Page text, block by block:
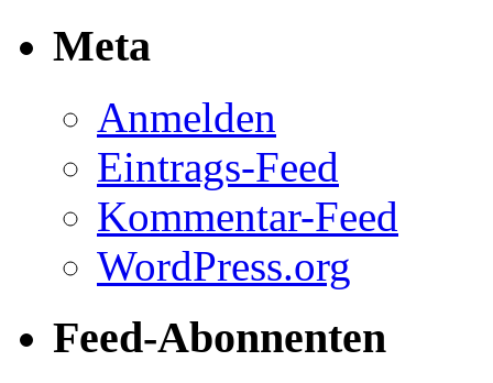
Meta
Anmelden
Eintrags-Feed
Kommentar-Feed
WordPress.org
Feed-Abonnenten